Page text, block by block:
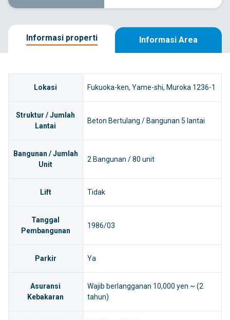
Informasi properti Informasi Area
Lokasi Fukuoka-ken, Yame-shi, Muroka 1236-1
Struktur / Jumlah
Lantai
Beton Bertulang / Bangunan 5 lantai
Bangunan / Jumlah
Unit
2 Bangunan / 80 unit
Lift Tidak
Tanggal
Pembangunan
1986/03
Parkir Ya
Asuransi
Kebakaran
Wajib berlangganan 10,000 yen ~ (2
tahun)